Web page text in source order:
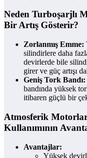
Neden Turboşarjlı
Bir Artış Gösterir?
Zorlanmış Emme:
silindirlere daha
devirlerde bile
girer ve güç artışı
Geniş Tork Bandı:
bandında yüksek
itibaren güçlü bir
Atmosferik
Kullanımının
Avantajlar:
Yüksek